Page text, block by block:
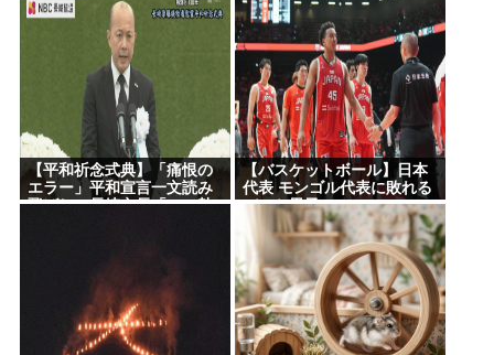
【平和祈念式典】「痛恨の
エラー」平和宣言一文読み
飛ばし…長崎市長「つい熱
【バスケットボール】日本
代表 モンゴル代表に敗れる
バスケ男子